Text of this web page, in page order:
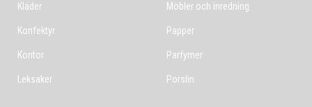
Kläder
Konfektyr
Kontor
Leksaker
Möbler och inredning
Papper
Parfymer
Porslin